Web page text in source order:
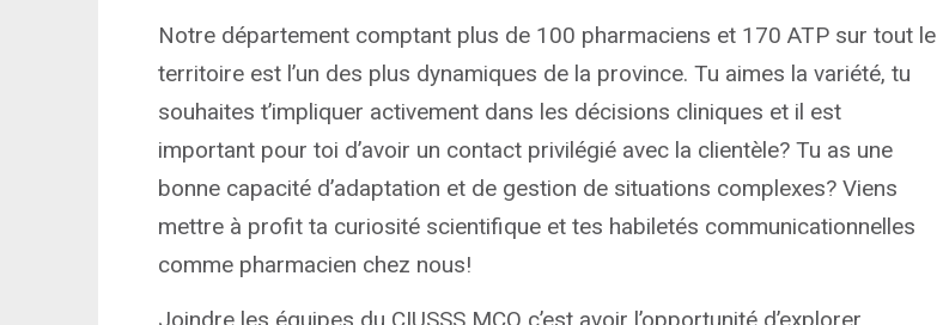
Notre département comptant plus de 100 pharmaciens et 170 ATP sur tout le
territoire est l’un des plus dynamiques de la province. Tu aimes la variété, tu
souhaites t’impliquer activement dans les décisions cliniques et il est
important pour toi d’avoir un contact privilégié avec la clientèle? Tu as une
bonne capacité d’adaptation et de gestion de situations complexes? Viens
mettre à profit ta curiosité scientifique et tes habiletés communicationnelles
comme pharmacien chez nous!